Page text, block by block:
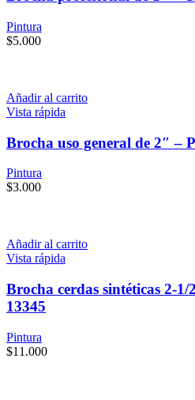
Pintura
$5.000
Añadir al carrito
Vista rápida
Brocha uso general de 2″ –
Pintura
$3.000
Añadir al carrito
Vista rápida
Brocha cerdas sintéticas 2-
13345
Pintura
$11.000